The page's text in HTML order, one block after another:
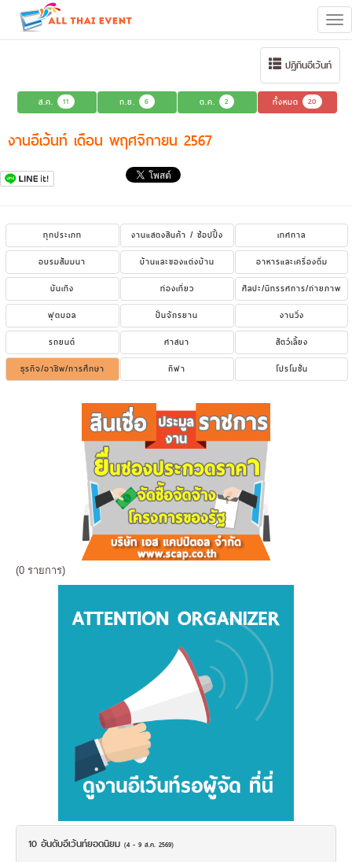
ปฏิทินอีเว้นท์
ส.ค. 11 ก.ย. 6 ต.ค. 2 ทั้งหมด 20
งานอีเว้นท์ เดือน พฤศจิกายน 2567
ทุกประเภท งานแสดงสินค้า / ช้อปปิ้ง
เทศกาล
อบรมสัมมนา
บ้านและของแต่งบ้าน
อาหารและเครื่องดื่ม
บันเทิง
ท่องเที่ยว
ศิลปะ/นิทรรศการ/ถ่ายภาพ
ฟุตบอล
ปั่นจักรยาน
งานวิ่ง
รถยนต์
ศาสนา
สัตว์เลี้ยง
ธุรกิจ/อาชีพ/การศึกษา
กีฬา โปรโมชั่น
(0 รายการ)
10 อันดับอีเว้นท์ยอดนิยม (4 - 9 ส.ค. 2569)